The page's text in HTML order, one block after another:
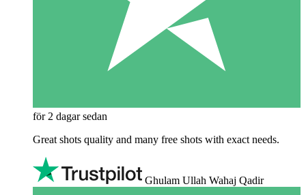
för 2 dagar sedan
Great shots quality and many free shots with exact needs.
Ghulam Ullah Wahaj Qadir